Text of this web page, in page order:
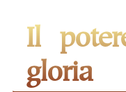
Il potere e la
gloria